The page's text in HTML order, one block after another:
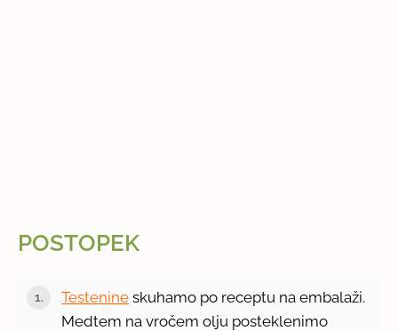
POSTOPEK
Testenine skuhamo po receptu na embalaži.
Medtem na vročem olju posteklenimo